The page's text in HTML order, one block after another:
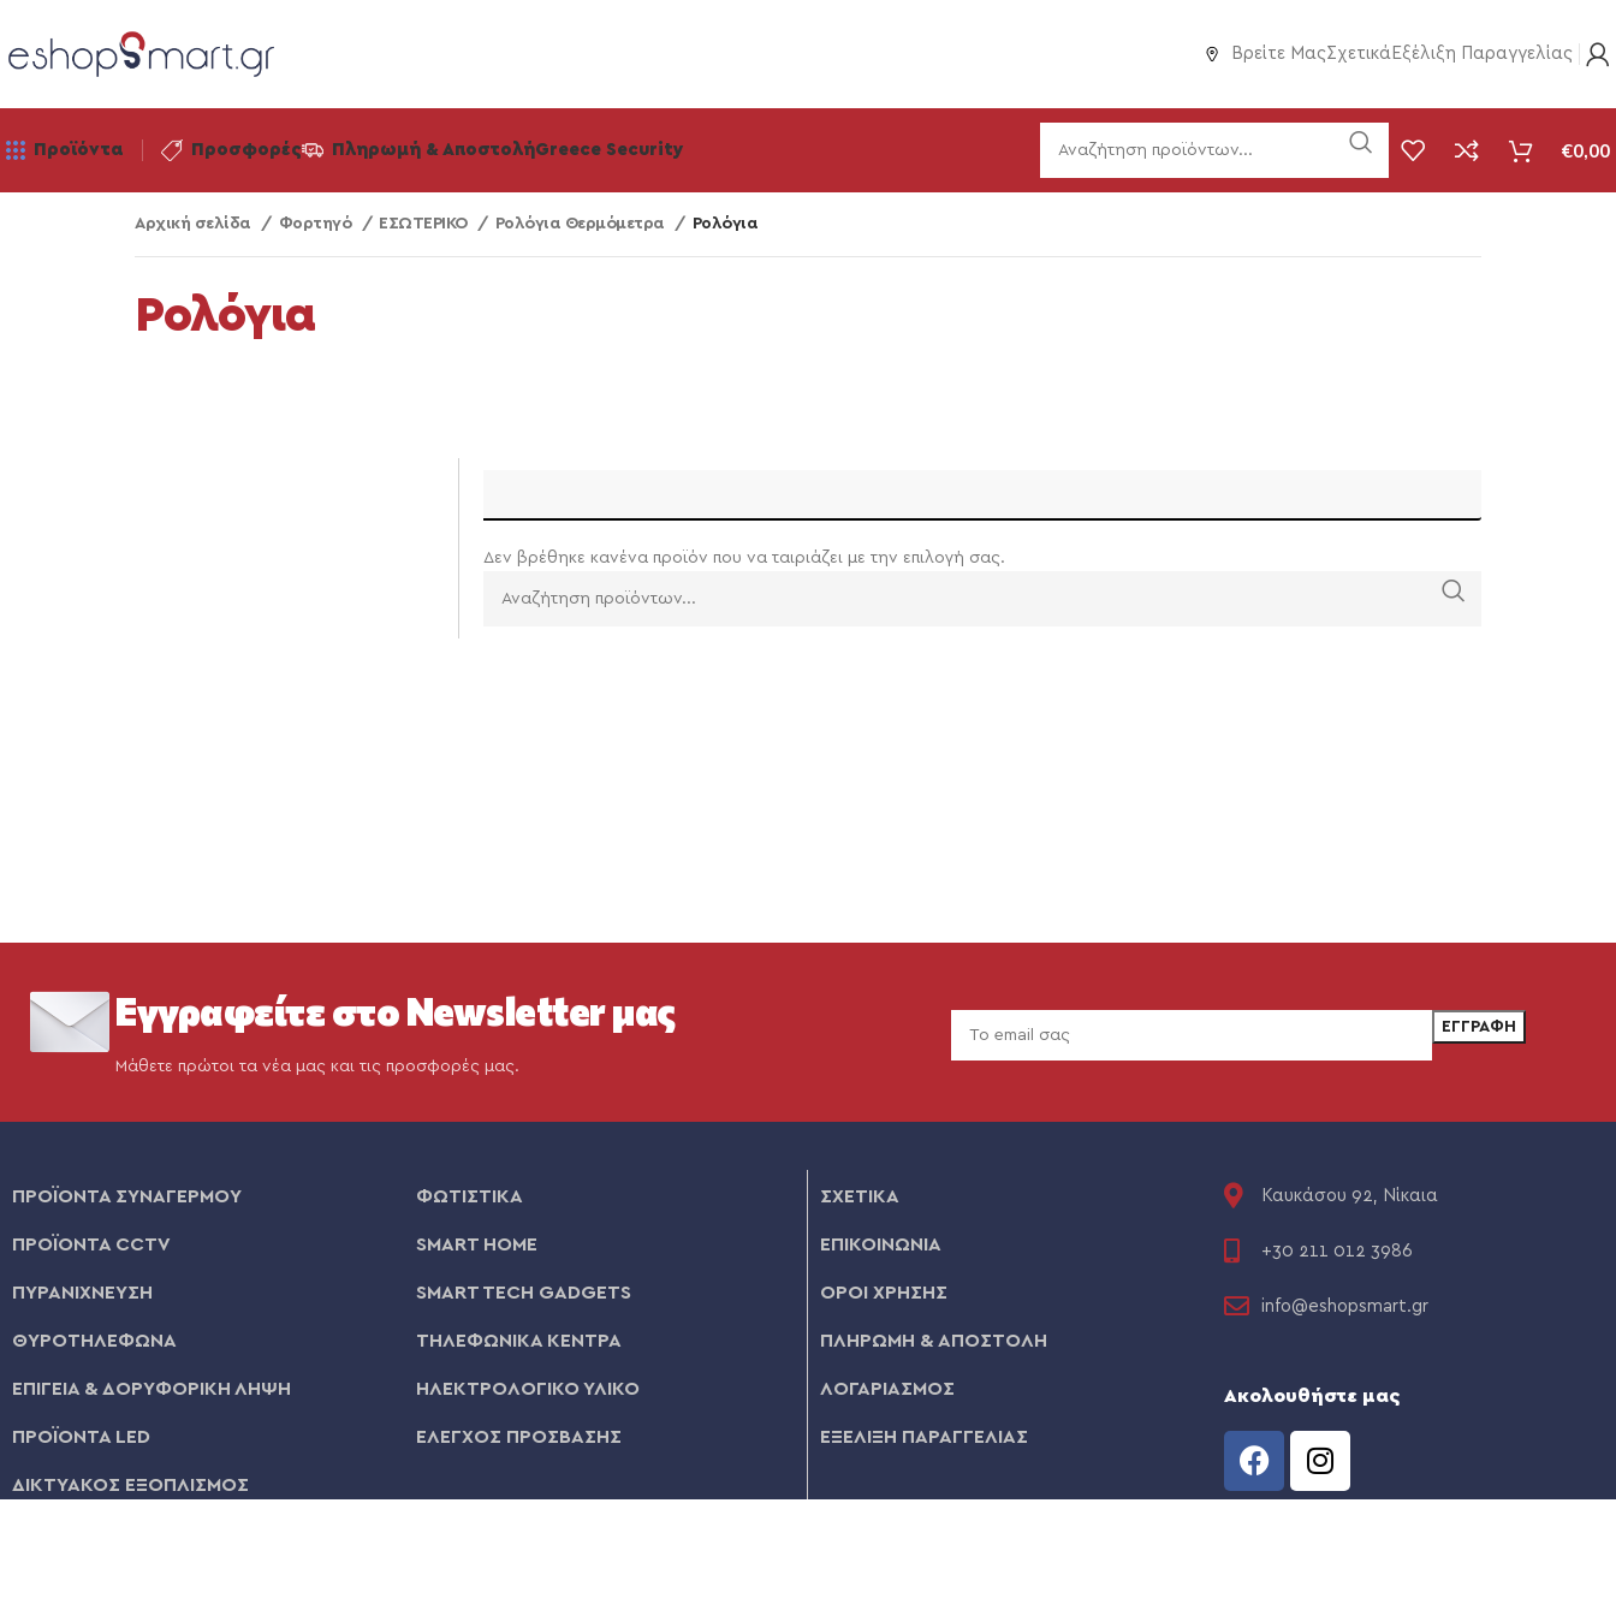
Βρείτε ΜαςΣχετικά Εξέλιξη Παραγγελίας
Προϊόντα Προσφορές Πληρωμή & ΑποστολήGreece Security €0,00
Αρχική σελίδα Φορτηγό ΕΣΩΤΕΡΙΚΟ Ρολόγια Θερμόμετρα Ρολόγια
Ρολόγια
Δεν βρέθηκε κανένα προϊόν που να ταιριάζει με την επιλογή σας.
Εγγραφείτε στο Newsletter μας
Μάθετε πρώτοι τα νέα μας και τις προσφορές μας.
ΠΡΟΪΟΝΤΑ ΣΥΝΑΓΕΡΜΟΥ
ΠΡΟΪΟΝΤΑ CCTV
ΠΥΡΑΝΙΧΝΕΥΣΗ
ΘΥΡΟΤΗΛΕΦΩΝΑ
ΕΠΙΓΕΙΑ & ΔΟΡΥΦΟΡΙΚΗ ΛΗΨΗ
ΠΡΟΪΟΝΤΑ LED
ΔΙΚΤΥΑΚΟΣ ΕΞΟΠΛΙΣΜΟΣ
ΦΩΤΙΣΤΙΚΑ
SMART HOME
SMART TECH GADGETS
ΤΗΛΕΦΩΝΙΚΑ ΚΕΝΤΡΑ
ΗΛΕΚΤΡΟΛΟΓΙΚΟ ΥΛΙΚΟ
ΕΛΕΓΧΟΣ ΠΡΟΣΒΑΣΗΣ
ΣΧΕΤΙΚΑ
ΕΠΙΚΟΙΝΩΝΙΑ
ΟΡΟΙ ΧΡΗΣΗΣ
ΠΛΗΡΩΜΗ & ΑΠΟΣΤΟΛΗ
ΛΟΓΑΡΙΑΣΜΟΣ
ΕΞΕΛΙΞΗ ΠΑΡΑΓΓΕΛΙΑΣ
Καυκάσου 92, Νίκαια
+30 211 012 3986
info@eshopsmart.gr
Ακολουθήστε μας